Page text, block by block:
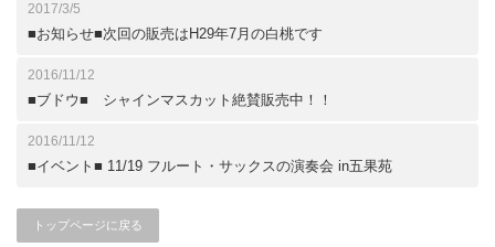
2017/3/5
■お知らせ■次回の販売はH29年7月の白桃です
2016/11/12
■ブドウ■ シャインマスカット絶賛販売中！！
2016/11/12
■イベント■ 11/19 フルート・サックスの演奏会 in五果苑
トップページに戻る